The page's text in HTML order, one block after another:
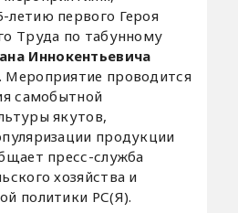
первого Героя
Труда по табунному
Иннокентьевича
. Мероприятие проводится
самобытной
якутов,
продукции
пресс-служба
хозяйства и
политики РС(Я).